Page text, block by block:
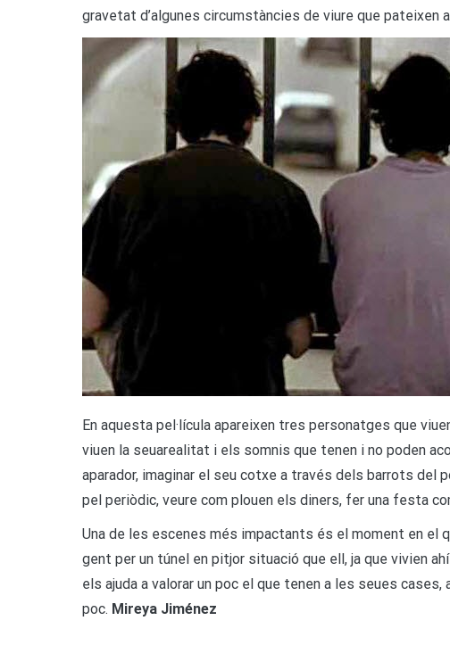
gravetat d’algunes circumstàncies de viure que pateixen
En aquesta pel·lícula apareixen tres personatges que
viuen la seuarealitat i els somnis que tenen i no poden
aparador, imaginar el seu cotxe a través dels barrots del
pel periòdic, veure com plouen els diners, fer una festa
Una de les escenes més impactants és el moment en el
gent per un túnel en pitjor situació que ell, ja que vivien
els ajuda a valorar un poc el que tenen a les seues
poc. Mireya Jiménez